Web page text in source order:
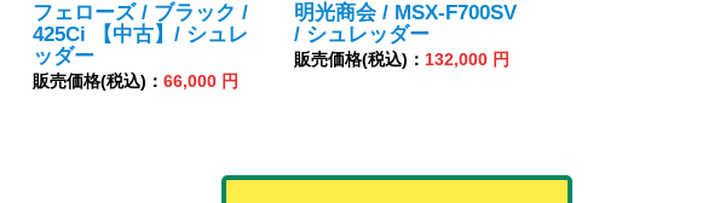
フェローズ / ブラック /
425Ci 【中古】/ シュレ
ッダー
販売価格(税込)： 66,000 円
明光商会 / MSX-F700SV
/ シュレッダー
販売価格(税込)： 132,000 円